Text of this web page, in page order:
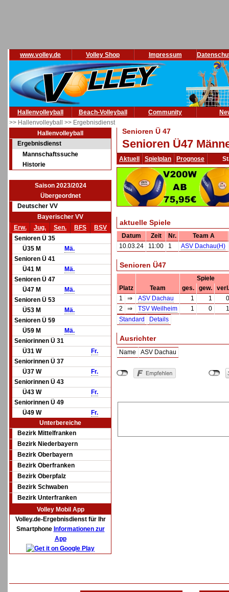
www.volley.de Volley Shop Impressum
Hallenvolleyball Beach-Volleyball Community
>> Hallenvolleyball >> Ergebnisdienst
Hallenvolleyball
Ergebnisdienst
Mannschaftssuche
Historie
Saison 2023/2024
Übergeordnet
Deutscher VV
Bayerischer VV
Erw.
Jug. Sen. BFS
BSV
Senioren Ü 35
Ü35 M
Mä.
Senioren Ü 41
Ü41 M
Mä.
Senioren Ü 47
Ü47 M
Mä.
Senioren Ü 53
Ü53 M
Mä.
Senioren Ü 59
Ü59 M
Mä.
Seniorinnen Ü 31
Ü31 W
Fr.
Seniorinnen Ü 37
Ü37 W
Fr.
Seniorinnen Ü 43
Ü43 W
Fr.
Seniorinnen Ü 49
Ü49 W
Fr.
Unterbereiche
Bezirk Mittelfranken
Bezirk Niederbayern
Bezirk Oberbayern
Bezirk Oberfranken
Bezirk Oberpfalz
Bezirk Schwaben
Bezirk Unterfranken
Volley Mobil App
Volley.de-Ergebnisdienst für Ihr
Smartphone Informationen zur
App
Senioren Ü 47
Senioren Ü47
Aktuell Spielplan Prognose
aktuelle Spiele
Datum Zeit Nr.
Team A
10.03.24
11:00 1 ASV Dachau(H)
Senioren Ü47
Spiele
Platz
Team ges. gew.
verl.
1
⇒ ASV Dachau 1 1
0
2
⇒ TSV Weilheim 1 0
1
Standard
Details
Ausrichter
Name ASV Dachau